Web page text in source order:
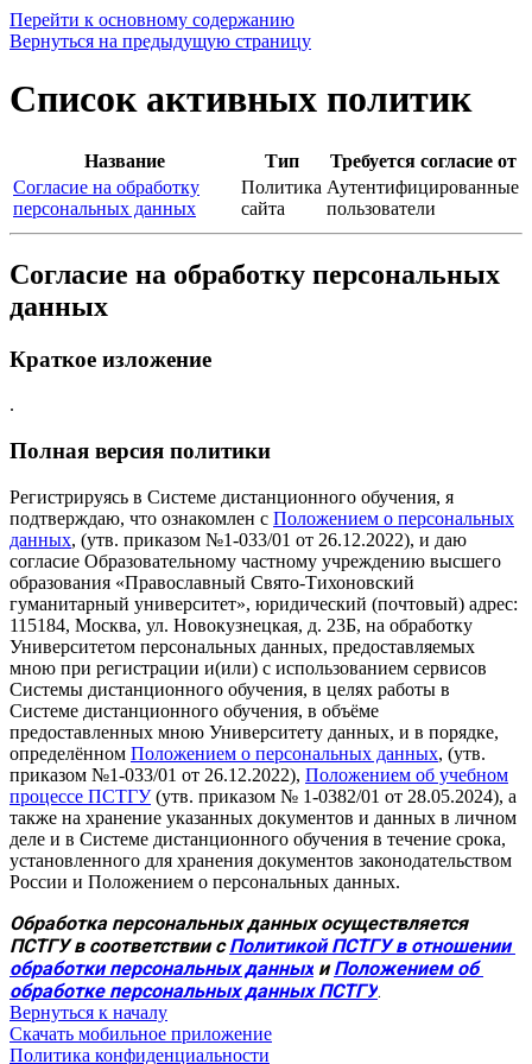
Перейти к основному содержанию
Вернуться на предыдущую страницу
Список активных политик
Название Тип
Требуется согласие от
Согласие на обработку
персональных данных
Политика
сайта
Аутентифицированные
пользователи
Согласие на обработку персональных
данных
Краткое изложение
.
Полная версия политики
Регистрируясь в Системе дистанционного обучения, я
подтверждаю, что ознакомлен с Положением о персональных
данных, (утв. приказом №1-033/01 от 26.12.2022), и даю
согласие Образовательному частному учреждению высшего
образования «Православный Свято-Тихоновский
гуманитарный университет», юридический (почтовый) адрес:
115184, Москва, ул. Новокузнецкая, д. 23Б, на обработку
Университетом персональных данных, предоставляемых
мною при регистрации и(или) с использованием сервисов
Системы дистанционного обучения, в целях работы в
Системе дистанционного обучения, в объёме
предоставленных мною Университету данных, и в порядке,
определённом Положением о персональных данных, (утв.
приказом №1-033/01 от 26.12.2022), Положением об учебном
процессе ПСТГУ(утв. приказом № 1-0382/01 от 28.05.2024), а
также на хранение указанных документов и данных в личном
деле и в Системе дистанционного обучения в течение срока,
установленного для хранения документов законодательством
России и Положением о персональных данных.
Обработка персональных данных осуществляется
ПСТГУ в соответствии с Политикой ПСТГУ в отношении
обработки персональных данных и Положением об
обработке персональных данных ПСТГУ.
Вернуться к началу
Скачать мобильное приложение
Политика конфиденциальности